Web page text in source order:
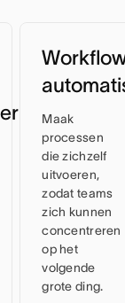
Maak
processen
die zichzelf
uitvoeren,
zodat teams
zich kunnen
concentreren
op het
volgende
grote ding.